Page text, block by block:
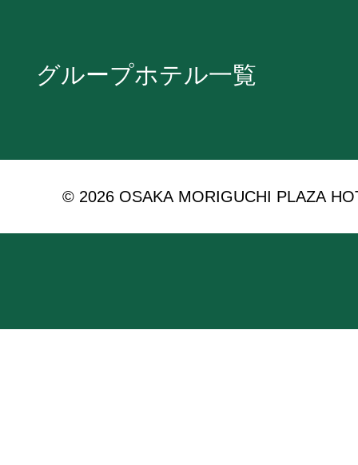
グループホテル一覧
© 2026 OSAKA MORIGUCHI PLAZA